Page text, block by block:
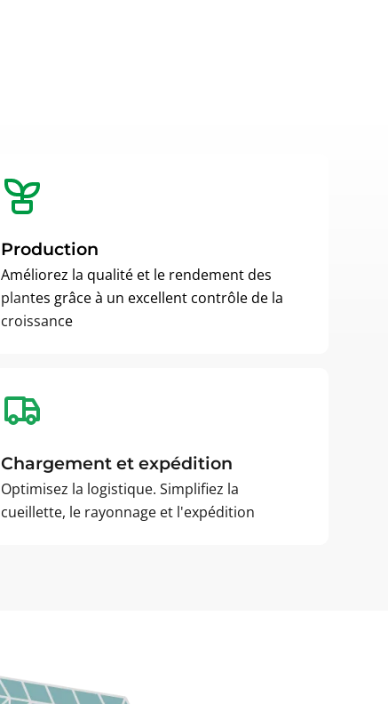
Production
Améliorez la qualité et le rendement des
plantes grâce à un excellent contrôle de la
croissance
Chargement et expédition
Optimisez la logistique. Simplifiez la
cueillette, le rayonnage et l'expédition